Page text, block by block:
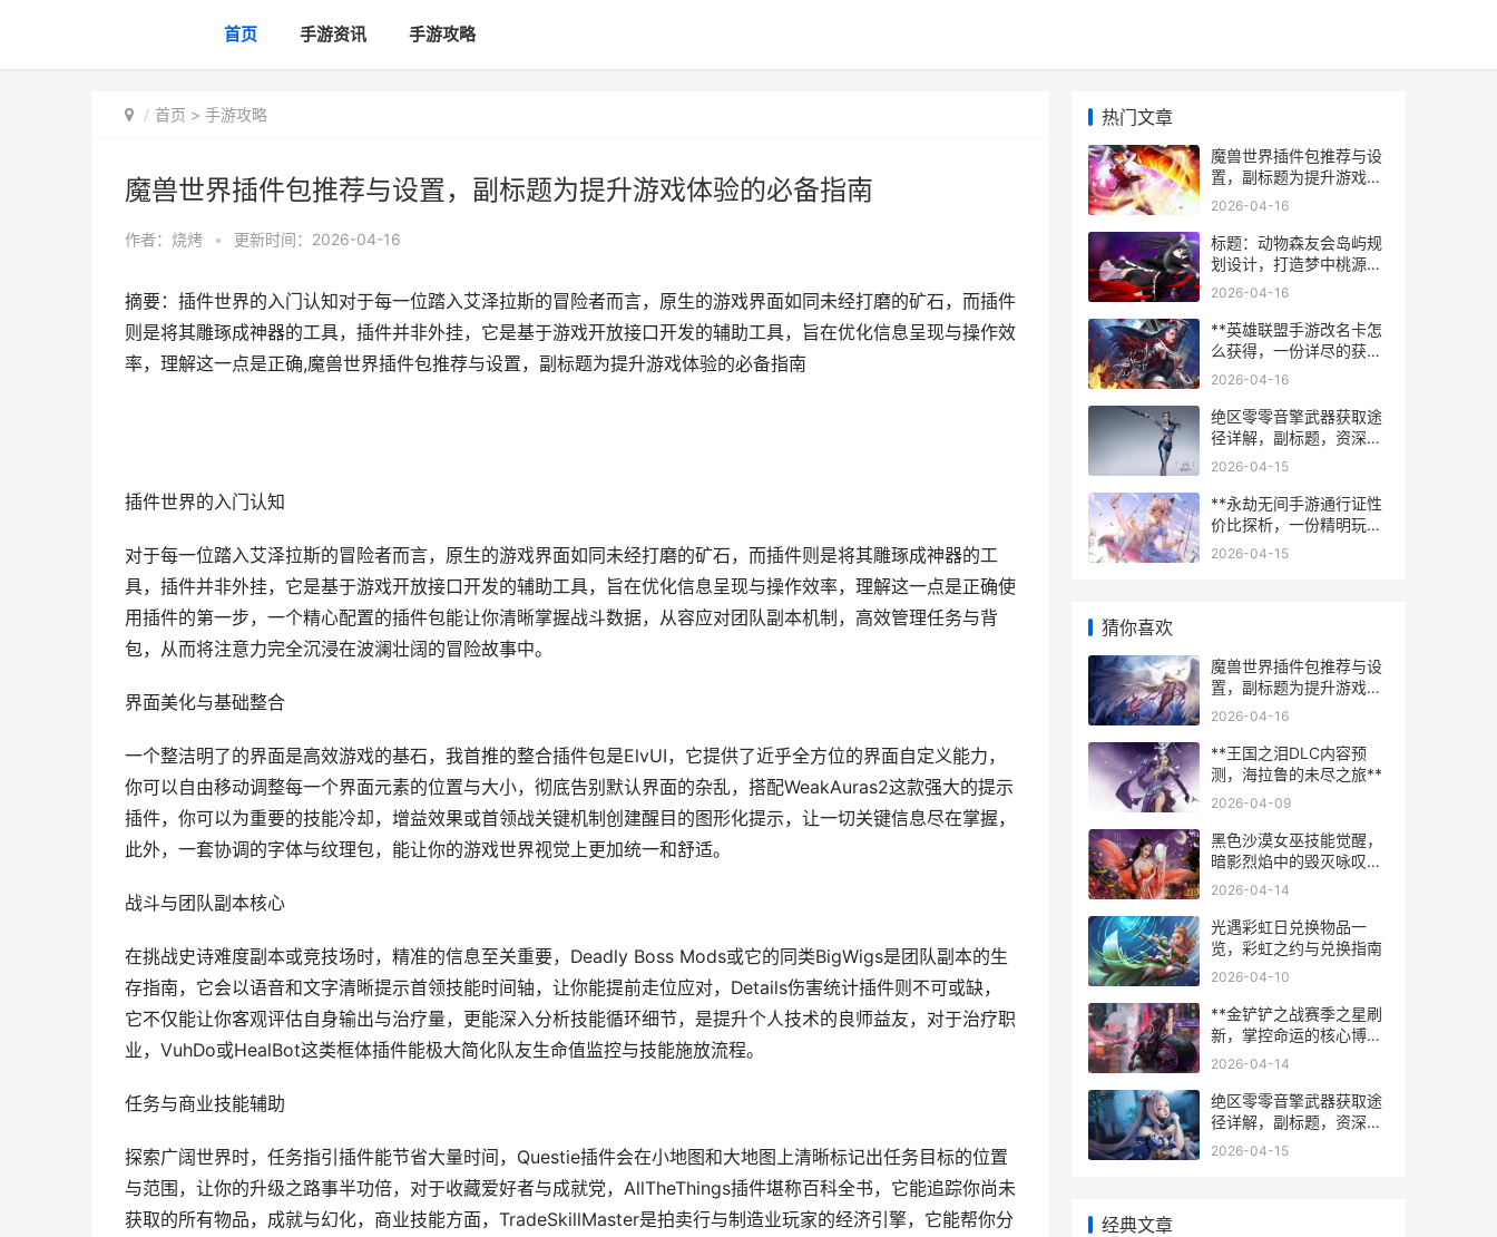
首页 手游资讯 手游攻略
首页 > 手游攻略
魔兽世界插件包推荐与设置，副标题为提升游戏体验的必备指南
作者： 烧烤 • 更新时间：2026-04-16
摘要：插件世界的入门认知对于每一位踏入艾泽拉斯的冒险者而言，原生的游戏界面如同未经打磨的矿石，而插件
则是将其雕琢成神器的工具，插件并非外挂，它是基于游戏开放接口开发的辅助工具，旨在优化信息呈现与操作效
率，理解这一点是正确,魔兽世界插件包推荐与设置，副标题为提升游戏体验的必备指南
插件世界的入门认知
对于每一位踏入艾泽拉斯的冒险者而言，原生的游戏界面如同未经打磨的矿石，而插件则是将其雕琢成神器的工
具，插件并非外挂，它是基于游戏开放接口开发的辅助工具，旨在优化信息呈现与操作效率，理解这一点是正确使
用插件的第一步，一个精心配置的插件包能让你清晰掌握战斗数据，从容应对团队副本机制，高效管理任务与背
包，从而将注意力完全沉浸在波澜壮阔的冒险故事中。
界面美化与基础整合
一个整洁明了的界面是高效游戏的基石，我首推的整合插件包是ElvUI，它提供了近乎全方位的界面自定义能力，
你可以自由移动调整每一个界面元素的位置与大小，彻底告别默认界面的杂乱，搭配WeakAuras2这款强大的提示
插件，你可以为重要的技能冷却，增益效果或首领战关键机制创建醒目的图形化提示，让一切关键信息尽在掌握，
此外，一套协调的字体与纹理包，能让你的游戏世界视觉上更加统一和舒适。
战斗与团队副本核心
在挑战史诗难度副本或竞技场时，精准的信息至关重要，Deadly Boss Mods或它的同类BigWigs是团队副本的生
存指南，它会以语音和文字清晰提示首领技能时间轴，让你能提前走位应对，Details伤害统计插件则不可或缺，
它不仅能让你客观评估自身输出与治疗量，更能深入分析技能循环细节，是提升个人技术的良师益友，对于治疗职
业，VuhDo或HealBot这类框体插件能极大简化队友生命值监控与技能施放流程。
任务与商业技能辅助
探索广阔世界时，任务指引插件能节省大量时间，Questie插件会在小地图和大地图上清晰标记出任务目标的位置
与范围，让你的升级之路事半功倍，对于收藏爱好者与成就党，AllTheThings插件堪称百科全书，它能追踪你尚未
获取的所有物品，成就与幻化，商业技能方面，TradeSkillMaster是拍卖行与制造业玩家的经济引擎，它能帮你分
热门文章
魔兽世界插件包推荐与设
置，副标题为提升游戏体
验的必备指南
2026-04-16
标题：动物森友会岛屿规
划设计，打造梦中桃源岛
的秘诀
2026-04-16
**英雄联盟手游改名卡怎
么获得，一份详尽的获取
指南与策略思考**
2026-04-16
绝区零零音擎武器获取途
径详解，副标题，资深玩
家带你高效收集强力装备
2026-04-15
**永劫无间手游通行证性
价比探析，一份精明玩家
的投资指南**
2026-04-15
猜你喜欢
魔兽世界插件包推荐与设
置，副标题为提升游戏体
验的必备指南
2026-04-16
**王国之泪DLC内容预
测，海拉鲁的未尽之旅**
2026-04-09
黑色沙漠女巫技能觉醒，
暗影烈焰中的毁灭咏叹，
副标题，觉醒之路与战斗
2026-04-14
光遇彩虹日兑换物品一
览，彩虹之约与兑换指南
2026-04-10
**金铲铲之战赛季之星刷
新，掌控命运的核心博
弈，副标题，运筹帷幄间
2026-04-14
绝区零零音擎武器获取途
径详解，副标题，资深玩
家带你高效收集强力装备
2026-04-15
经典文章